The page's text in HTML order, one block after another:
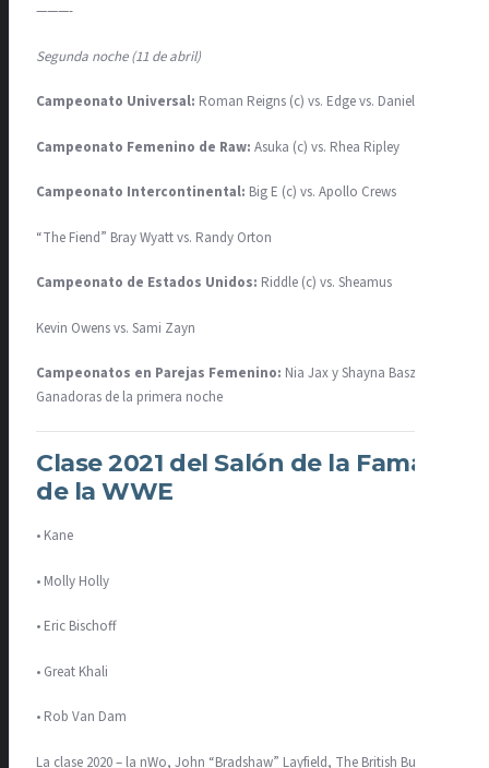
———-
Segunda noche (11 de abril)
Campeonato Universal: Roman Reigns (c) vs. Edge vs. Daniel Bryan
Campeonato Femenino de Raw: Asuka (c) vs. Rhea Ripley
Campeonato Intercontinental: Big E (c) vs. Apollo Crews
“The Fiend” Bray Wyatt vs. Randy Orton
Campeonato de Estados Unidos: Riddle (c) vs. Sheamus
Kevin Owens vs. Sami Zayn
Campeonatos en Parejas Femenino: Nia Jax y Shayna Baszler vs.
Ganadoras de la primera noche
Clase 2021 del Salón de la Fama
de la WWE
• Kane
• Molly Holly
• Eric Bischoff
• Great Khali
• Rob Van Dam
La clase 2020 – la nWo, John “Bradshaw” Layfield, The British Bulldog,